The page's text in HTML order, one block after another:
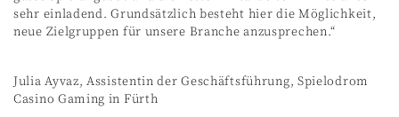
sehr einladend. Grundsätzlich besteht hier die Möglichkeit,
neue Zielgruppen für unsere Branche anzusprechen.“
Julia Ayvaz, Assistentin der Geschäftsführung, Spielodrom
Casino Gaming in Fürth